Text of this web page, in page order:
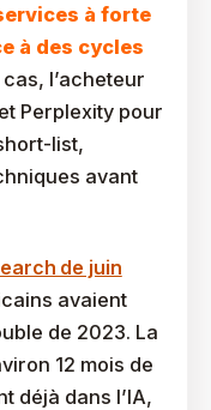
à forte
à des cycles
l’acheteur
Perplexity pour
list,
avant
de juin
avaient
de 2023. La
12 mois de
déjà dans l’IA,